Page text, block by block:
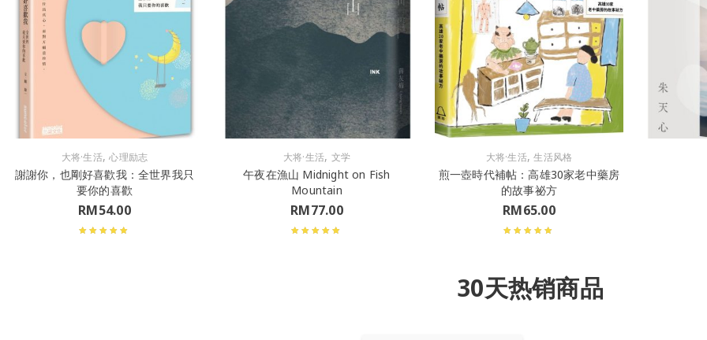
大将·生活,心理励志
謝謝你，也剛好喜歡我：全世界我只
要你的喜歡
RM54.00
大将·生活, 文学
午夜在漁山 Midnight on Fish
Mountain
RM77.00
大将·生活,生活风格
煎一壺時代補帖：高雄30家老中藥房
的故事祕方
RM65.00
30天热销商品